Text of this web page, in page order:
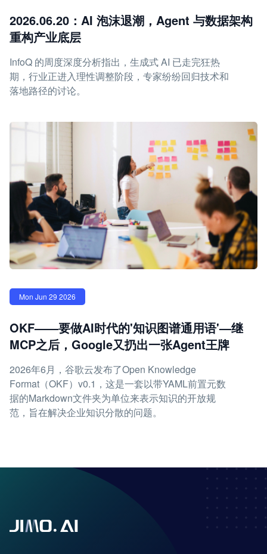
2026.06.20：AI 泡沫退潮，Agent 与数据架构
重构产业底层
InfoQ 的周度深度分析指出，生成式 AI 已走完狂热
期，行业正进入理性调整阶段，专家纷纷回归技术和
落地路径的讨论。
Mon Jun 29 2026
OKF——要做AI时代的'知识图谱通用语'—继
MCP之后，Google又扔出一张Agent王牌
2026年6月，谷歌云发布了Open Knowledge
Format（OKF）v0.1，这是一套以带YAML前置元数
据的Markdown文件夹为单位来表示知识的开放规
范，旨在解决企业知识分散的问题。